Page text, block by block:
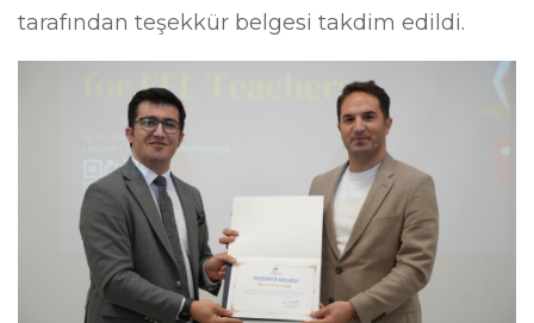
tarafından teşekkür belgesi takdim edildi.